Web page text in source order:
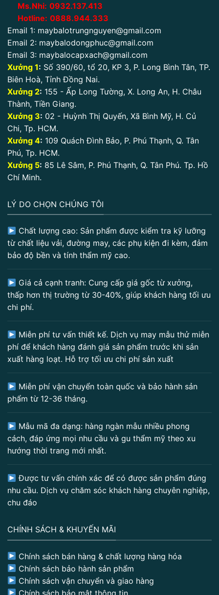
Ms.Nhi: 0932.137.413
Hotline: 0888.944.333
Email 1: maybalotrungnguyen@gmail.com
Email 2: maybalodongphuc@gmail.com
Email 3: maybalocapxach@gmail.com
Xưởng 1: Số 390/60, tổ 20, KP 3, P. Long Bình Tân, TP.
Biên Hoà, Tỉnh Đồng Nai.
Xưởng 2: 155 - Ấp Long Tường, X. Long An, H. Châu
Thành, Tiền Giang.
Xưởng 3: 02 - Huỳnh Thị Quyến, Xã Bình Mỹ, H. Củ
Chi, Tp. HCM.
Xưởng 4: 109 Quách Đình Bảo, P. Phú Thạnh, Q. Tân
Phú, Tp. HCM.
Xưởng 5: 85 Lê Sâm, P. Phú Thạnh, Q. Tân Phú. Tp. Hồ
Chí Minh.
LÝ DO CHỌN CHÚNG TÔI
Chất lượng cao: Sản phẩm được kiểm tra kỹ lưỡng
từ chất liệu vải, đường may, các phụ kiện đi kèm, đảm
bảo độ bền và tính thẩm mỹ cao.
Giá cả cạnh tranh: Cung cấp giá gốc từ xưởng,
thấp hơn thị trường từ 30-40%, giúp khách hàng tối ưu
chi phí.
Miễn phí tư vấn thiết kế. Dịch vụ may mẫu thử miễn
phí để khách hàng đánh giá sản phẩm trước khi sản
xuất hàng loạt. Hỗ trợ tối ưu chi phí sản xuất
Miễn phí vận chuyển toàn quốc và bảo hành sản
phẩm từ 12-36 tháng.
Mẫu mã đa dạng: hàng ngàn mẫu nhiều phong
cách, đáp ứng mọi nhu cầu và gu thẩm mỹ theo xu
hướng thời trang mới nhất.
Được tư vấn chính xác để có được sản phẩm đúng
nhu cầu. Dịch vụ chăm sóc khách hàng chuyên nghiệp,
chu đáo
CHÍNH SÁCH & KHUYẾN MÃI
Chính sách bán hàng & chất lượng hàng hóa
Chính sách bảo hành sản phẩm
Chính sách vận chuyển và giao hàng
Chính sách bảo mật thông tin